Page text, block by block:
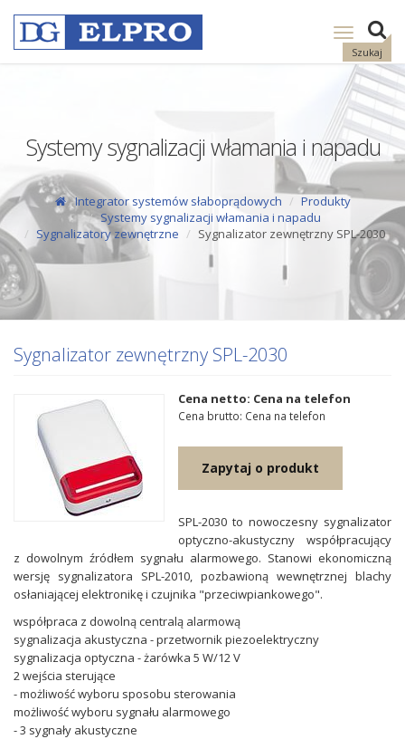
Szukaj
Pokaż
nawigację
Systemy sygnalizacji włamania i napadu
Integrator systemów słaboprądowych
Produkty
Systemy sygnalizacji włamania i napadu
Sygnalizatory zewnętrzne
Sygnalizator zewnętrzny SPL-2030
Sygnalizator zewnętrzny SPL-2030
Cena netto: Cena na telefon
Cena brutto: Cena na telefon
Zapytaj o produkt
SPL-2030 to nowoczesny sygnalizator
optyczno-akustyczny współpracujący
z dowolnym źródłem sygnału alarmowego. Stanowi ekonomiczną
wersję sygnalizatora SPL-2010, pozbawioną wewnętrznej blachy
osłaniającej elektronikę i czujnika "przeciwpiankowego".
współpraca z dowolną centralą alarmową
sygnalizacja akustyczna - przetwornik piezoelektryczny
sygnalizacja optyczna - żarówka 5 W/12 V
2 wejścia sterujące
- możliwość wyboru sposobu sterowania
możliwość wyboru sygnału alarmowego
- 3 sygnały akustyczne